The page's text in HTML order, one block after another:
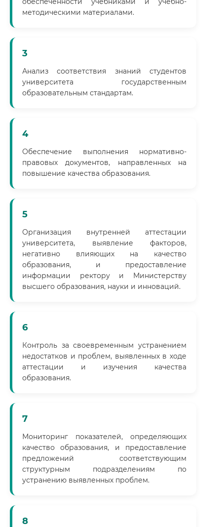
методическими материалами.
3
Анализ соответствия знаний студентов
университета государственным
образовательным стандартам.
4
Обеспечение выполнения нормативно-
правовых документов, направленных на
повышение качества образования.
5
Организация внутренней аттестации
университета, выявление факторов,
негативно влияющих на качество
образования, и предоставление
информации ректору и Министерству
высшего образования, науки и инноваций.
6
Контроль за своевременным устранением
недостатков и проблем, выявленных в ходе
аттестации и изучения качества
образования.
7
Мониторинг показателей, определяющих
качество образования, и предоставление
предложений соответствующим
структурным подразделениям по
устранению выявленных проблем.
8